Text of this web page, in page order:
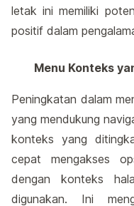
letak ini memiliki
positif dalam
Menu Konteks
Peningkatan dalam
yang mendukung
konteks yang
cepat mengakses
dengan konteks
digunakan. Ini